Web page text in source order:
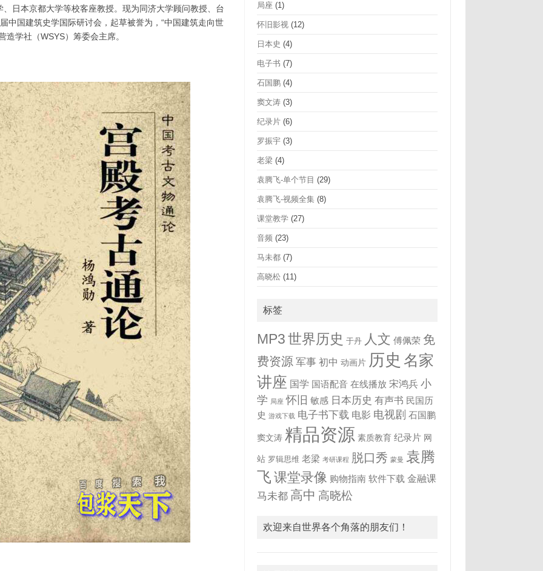
日本京都大学等校客座教授。现为同济大学顾问教授、台
中国建筑史学国际研讨会，起草被誉为，“中国建筑走向世
学社（WSYS）筹委会主席。
局座 (1)
怀旧影视 (12)
日本史 (4)
电子书 (7)
石国鹏 (4)
窦文涛 (3)
纪录片 (6)
罗振宇 (3)
老梁 (4)
袁腾飞-单个节目 (29)
袁腾飞-视频全集 (8)
课堂教学 (27)
音频 (23)
马未都 (7)
高晓松 (11)
标签
MP3 世界历史 于丹 人文 傅佩荣 免
费资源 军事 初中 动画片 历史 名家
讲座 国学 国语配音 在线播放 宋鸿兵 小
学 局座 怀旧 敏感 日本历史 有声书 民国历
史 游戏下载 电子书下载 电影 电视剧 石国鹏
窦文涛 精品资源 素质教育 纪录片 网
站 罗辑思维 老梁 考研课程 脱口秀 蒙曼 袁腾
飞 课堂录像 购物指南 软件下载 金融课
马未都 高中 高晓松
欢迎来自世界各个角落的朋友们！